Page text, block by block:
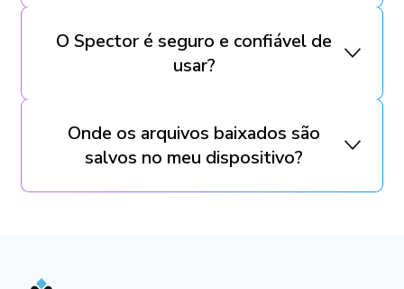
O Spector é seguro e confiável de
usar?
Onde os arquivos baixados são
salvos no meu dispositivo?